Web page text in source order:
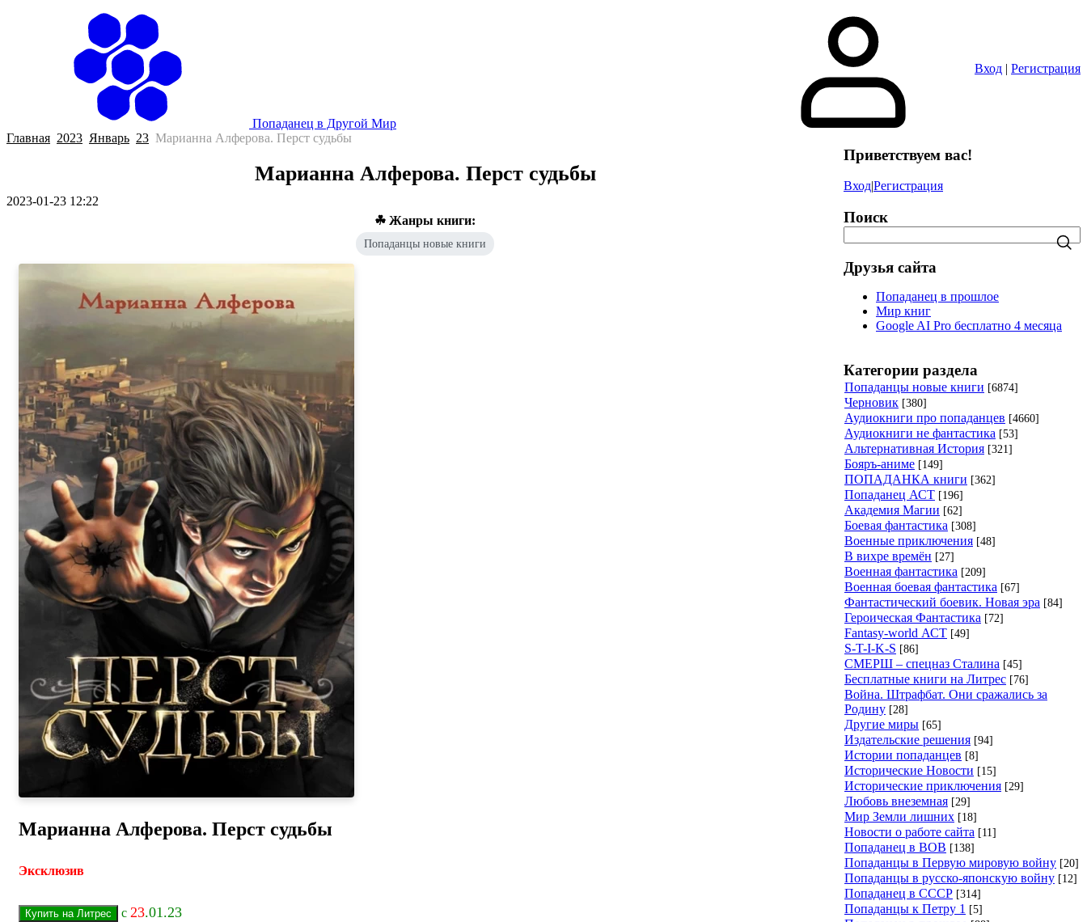
Попаданец в Другой Мир
Вход | Регистрация
Главная 2023 Январь 23 Марианна Алферова. Перст судьбы
Марианна Алферова. Перст судьбы
2023-01-23 12:22
☘ Жанры книги:
Попаданцы новые книги
Марианна Алферова. Перст судьбы
Эксклюзив
с 23.01.23
Приветствуем вас!
Вход|Регистрация
Поиск
Друзья сайта
Попаданец в прошлое
Мир книг
Google AI Pro бесплатно 4 месяца
Категории раздела
Попаданцы новые книги [6874]
Черновик [380]
Аудиокниги про попаданцев [4660]
Аудиокниги не фантастика [53]
Альтернативная История [321]
Бояръ-аниме [149]
ПОПАДАНКА книги [362]
Попаданец АСТ [196]
Академия Магии [62]
Боевая фантастика [308]
Военные приключения [48]
В вихре времён [27]
Военная фантастика [209]
Военная боевая фантастика [67]
Фантастический боевик. Новая эра [84]
Героическая Фантастика [72]
Fantasy-world АСТ [49]
S-T-I-K-S [86]
СМЕРШ – спецназ Сталина [45]
Бесплатные книги на Литрес [76]
Война. Штрафбат. Они сражались за
Родину [28]
Другие миры [65]
Издательские решения [94]
Истории попаданцев [8]
Исторические Новости [15]
Исторические приключения [29]
Любовь внеземная [29]
Мир Земли лишних [18]
Новости о работе сайта [11]
Попаданец в ВОВ [138]
Попаданцы в Первую мировую войну [20]
Попаданцы в русско-японскую войну [12]
Попаданец в СССР [314]
Попаданцы к Петру 1 [5]